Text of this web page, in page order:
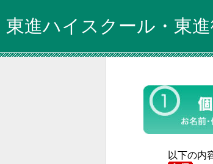
東進ハイスクール・東
以下の内